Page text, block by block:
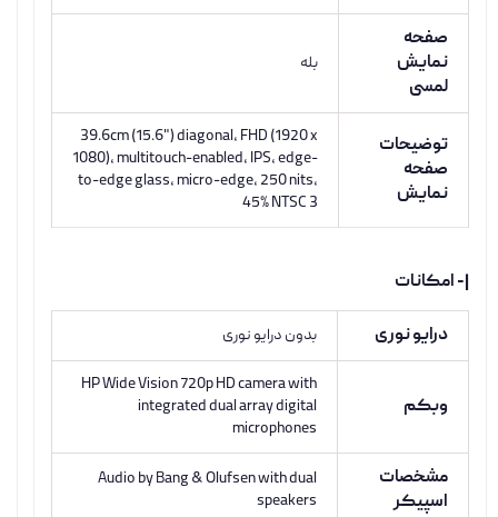
صفحه
نمایش
لمسی
بله
توضیحات
صفحه
نمایش
39.6cm (15.6") diagonal, FHD (1920 x
1080), multitouch-enabled, IPS, edge-
to-edge glass, micro-edge, 250 nits,
45% NTSC 3
|- امکانات
درایو نوری بدون درایو نوری
وبکم
HP Wide Vision 720p HD camera with
integrated dual array digital
microphones
مشخصات
اسپیکر
Audio by Bang & Olufsen with dual
speakers